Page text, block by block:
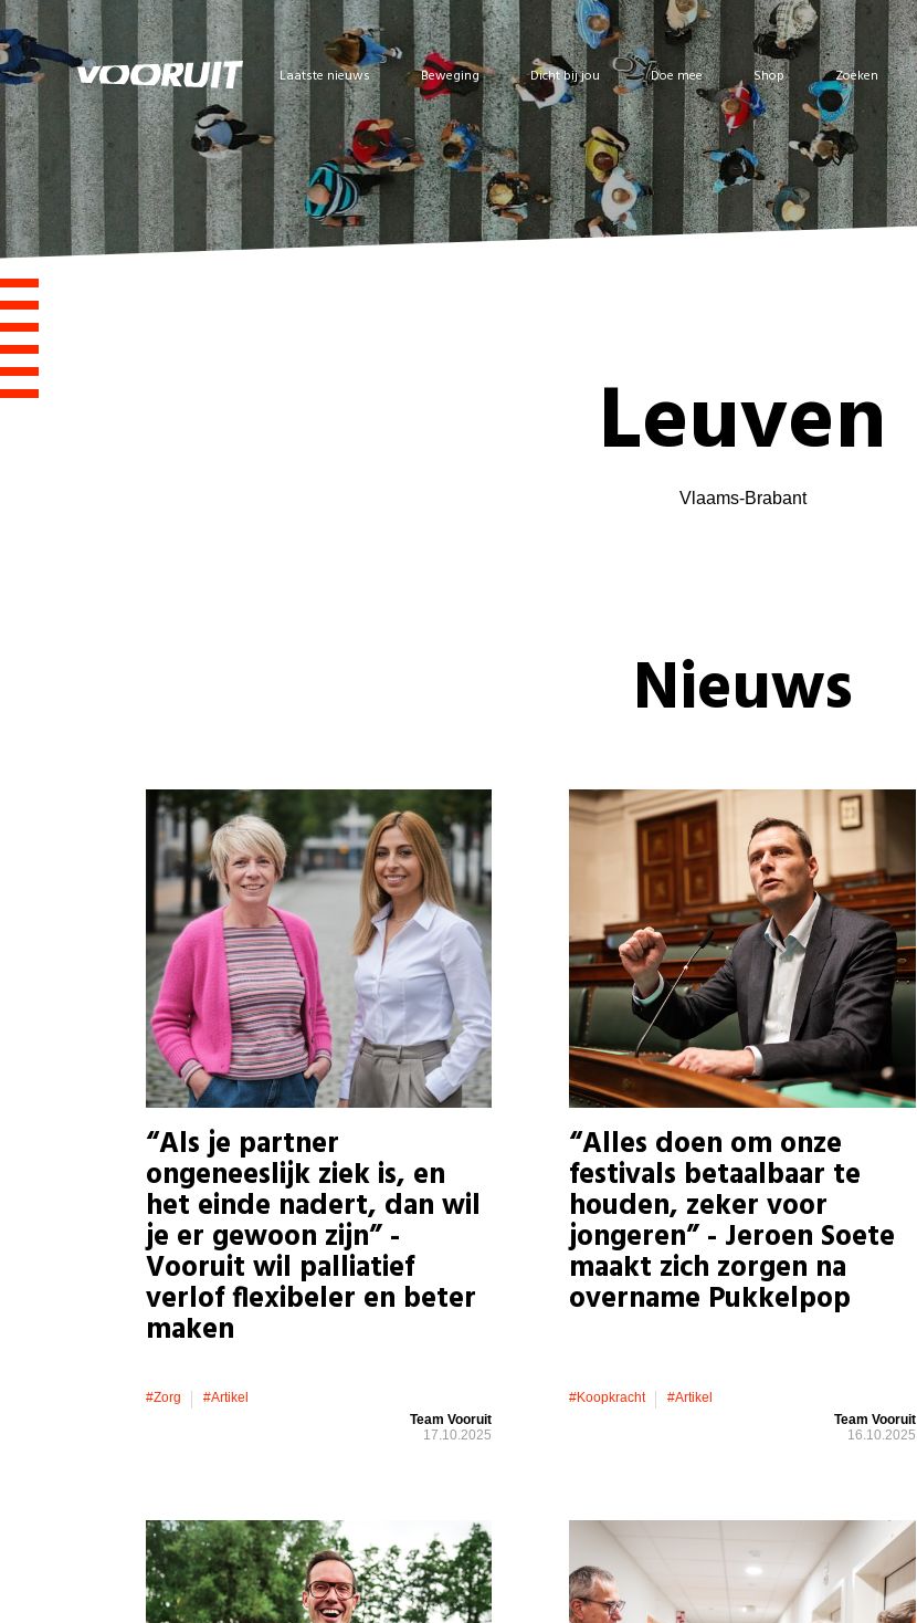
Laatste nieuws Beweging Dicht bij jou Doe mee Shop Zoeken
Leuven
Vlaams-Brabant
Nieuws
“Als je partner
ongeneeslijk ziek is, en
het einde nadert, dan wil
je er gewoon zijn” -
Vooruit wil palliatief
verlof flexibeler en beter
maken
#zorg
#artikel
Team Vooruit
17.10.2025
“Alles doen om onze
festivals betaalbaar te
houden, zeker voor
jongeren” - Jeroen Soete
maakt zich zorgen na
overname Pukkelpop
#koopkracht
#artikel
Team Vooruit
16.10.2025